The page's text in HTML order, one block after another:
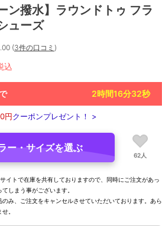
ン撥水】ラウンドトゥ フラ
ューズ
(3件の口コミ )
込
2時間16分31秒
円クーポンプレゼント！ >
ー・サイズを選ぶ
62人
イトで在庫を共有しておりますので、同時にご注文があっ
しまう事がございます。
のみ、ご注文をキャンセルさせていただいております。あら
。